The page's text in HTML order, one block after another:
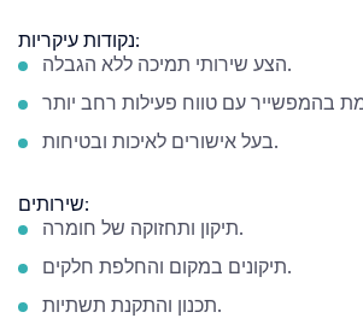
נקודות עיקריות:
הצע שירותי תמיכה ללא הגבלה.
בעל אישורים לאיכות ובטיחות.
שירותים:
תיקון ותחזוקה של חומרה.
תיקונים במקום והחלפת חלקים.
תכנון והתקנת תשתיות.